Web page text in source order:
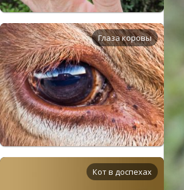
Глаза коровы
Кот в доспехах